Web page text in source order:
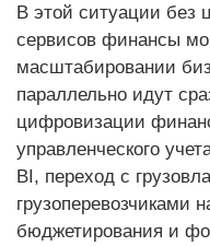
В этой ситуации без
сервисов финансы
масштабировании
параллельно идут
цифровизации
управленческого
BI, переход с
грузоперевозчиками
бюджетирования и